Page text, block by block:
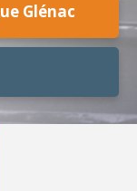
Glénac